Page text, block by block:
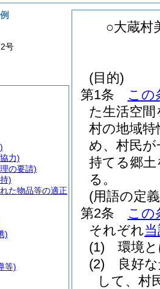
○大蔵村
(目的)
第1条
この
た生活空
村の地域
め、村民
持てる郷
る。
(用語の定
第2条
この
それぞれ
(1)
環境
(2)
良好
して、村
号
力)
の要請)
)
た物品等の適正
)
等)